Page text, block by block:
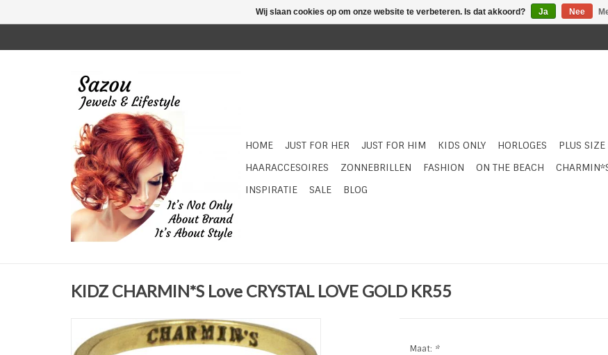
HOME JUST FOR HER JUST FOR HIM KIDS ONLY HORLOGES PLUS
HAARACCESOIRES
ZONNEBRILLEN FASHION ON THE BEACH
INSPIRATIE
SALE BLOG
KIDZ CHARMIN*S Love CRYSTAL LOVE GOLD KR55
Maat: *
Wij slaan cookies op om onze website te verbeteren. Is dat akkoord? Ja Nee